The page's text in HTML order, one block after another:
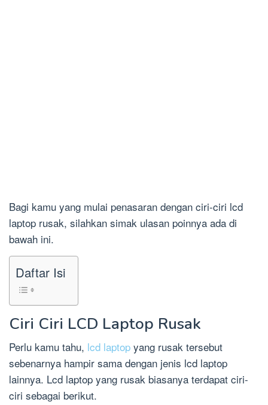
Bagi kamu yang mulai penasaran dengan ciri-ciri lcd
laptop rusak, silahkan simak ulasan poinnya ada di
bawah ini.
Daftar Isi
Ciri Ciri LCD Laptop Rusak
Perlu kamu tahu, lcd laptop yang rusak tersebut
sebenarnya hampir sama dengan jenis lcd laptop
lainnya. Lcd laptop yang rusak biasanya terdapat ciri-
ciri sebagai berikut.